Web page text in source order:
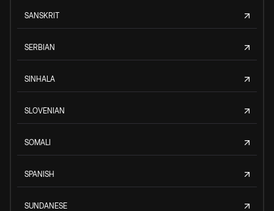
SANSKRIT
SERBIAN
SINHALA
SLOVENIAN
SOMALI
SPANISH
SUNDANESE